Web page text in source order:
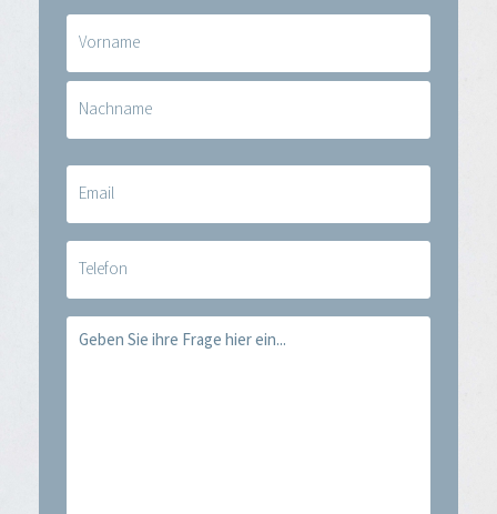
(erforderlich)
E-
mail
Telefoon
Vraag
(erforderlich)